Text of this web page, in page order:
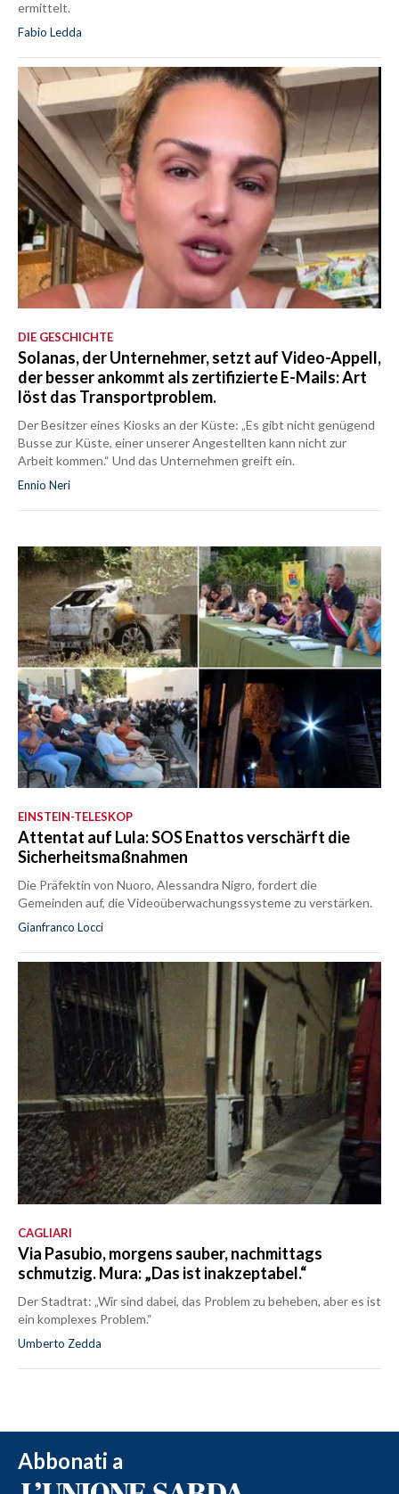
ermittelt.
Fabio Ledda
DIE GESCHICHTE
Solanas, der Unternehmer, setzt auf Video-Appell,
der besser ankommt als zertifizierte E-Mails: Art
löst das Transportproblem.
Der Besitzer eines Kiosks an der Küste: „Es gibt nicht genügend
Busse zur Küste, einer unserer Angestellten kann nicht zur
Arbeit kommen.“ Und das Unternehmen greift ein.
Ennio Neri
EINSTEIN-TELESKOP
Attentat auf Lula: SOS Enattos verschärft die
Sicherheitsmaßnahmen
Die Präfektin von Nuoro, Alessandra Nigro, fordert die
Gemeinden auf, die Videoüberwachungssysteme zu verstärken.
Gianfranco Locci
CAGLIARI
Via Pasubio, morgens sauber, nachmittags
schmutzig. Mura: „Das ist inakzeptabel.“
Der Stadtrat: „Wir sind dabei, das Problem zu beheben, aber es ist
ein komplexes Problem.“
Umberto Zedda
Abbonati a